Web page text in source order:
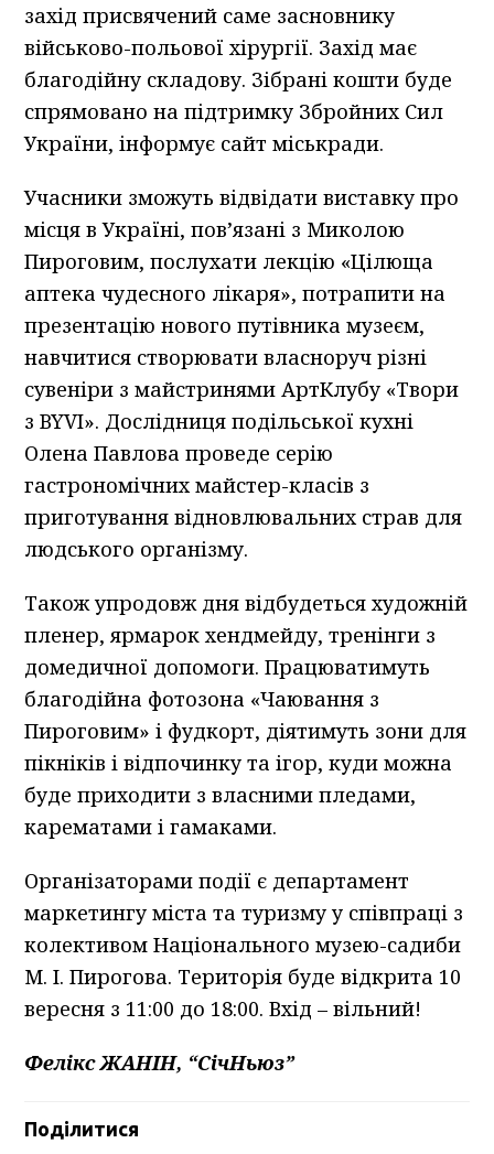
захід присвячений саме засновнику
військово-польової хірургії. Захід має
благодійну складову. Зібрані кошти буде
спрямовано на підтримку Збройних Сил
України, інформує сайт міськради.
Учасники зможуть відвідати виставку про
місця в Україні, пов’язані з Миколою
Пироговим, послухати лекцію «Цілюща
аптека чудесного лікаря», потрапити на
презентацію нового путівника музеєм,
навчитися створювати власноруч різні
сувеніри з майстринями АртКлубу «Твори
з BYVI». Дослідниця подільської кухні
Олена Павлова проведе серію
гастрономічних майстер-класів з
приготування відновлювальних страв для
людського організму.
Також упродовж дня відбудеться художній
пленер, ярмарок хендмейду, тренінги з
домедичної допомоги. Працюватимуть
благодійна фотозона «Чаювання з
Пироговим» і фудкорт, діятимуть зони для
пікніків і відпочинку та ігор, куди можна
буде приходити з власними пледами,
карематами і гамаками.
Організаторами події є департамент
маркетингу міста та туризму у співпраці з
колективом Національного музею-садиби
М. І. Пирогова. Територія буде відкрита 10
вересня з 11:00 до 18:00. Вхід – вільний!
Фелікс ЖАНІН, “СічНьюз”
Поділитися